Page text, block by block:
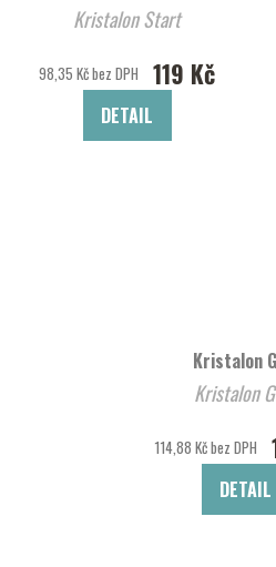
Kristalon Start
98,35 Kč bez DPH 119 Kč
DETAIL
Kristalon
Kristalon
114,88 Kč bez DPH
DETAIL